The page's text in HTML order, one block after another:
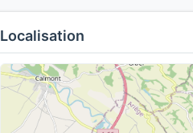
Localisation